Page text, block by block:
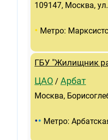
109147, Москва,
• Метро:
ГБУ "Жилищник
ЦАО / Арбат
Москва,
•• Метро: